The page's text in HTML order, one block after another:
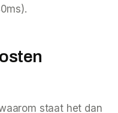
staat het dan